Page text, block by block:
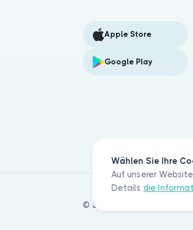
Wählen Sie Ihre
Auf unserer
Details die
Apple Store
Google Play
© 2026 Bulut Klinik